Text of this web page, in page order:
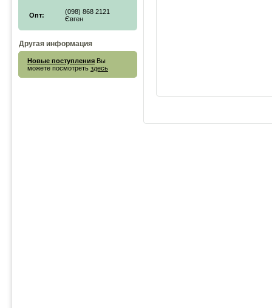
Опт:
(098) 868 2121
Євген
Другая информация
Новые поступления Вы
можете посмотреть здесь